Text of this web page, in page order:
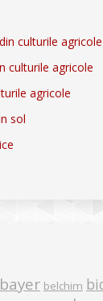
culturile agricole
culturile agricole
agricole
sol
bayer belchim